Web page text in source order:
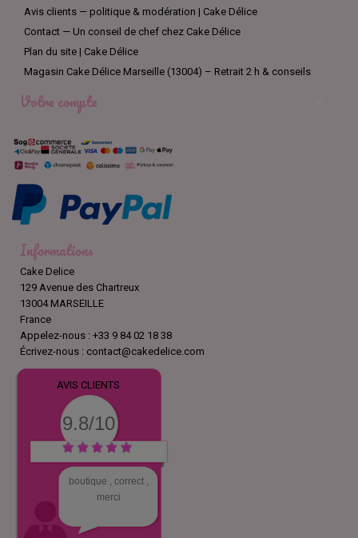
Avis clients — politique & modération | Cake Délice
Contact — Un conseil de chef chez Cake Délice
Plan du site | Cake Délice
Magasin Cake Délice Marseille (13004) – Retrait 2 h & conseils
Votre compte
Informations
Cake Delice
129 Avenue des Chartreux
13004 MARSEILLE
France
Appelez-nous : +33 9 84 02 18 38
Écrivez-nous : contact@cakedelice.com
AVIS CLIENTS
9.8/10
boutique , correct ,
merci